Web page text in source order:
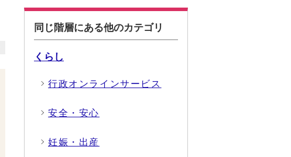
同じ階層にある他のカテゴリ
くらし
行政オンラインサービス
安全・安心
妊娠・出産